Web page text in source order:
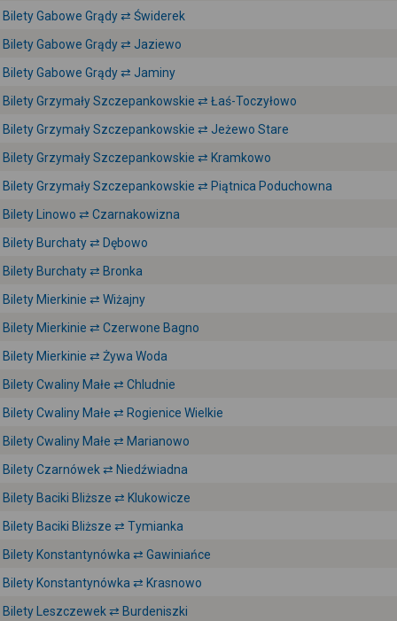
Bilety Gabowe Grądy ⇄ Świderek
Bilety Gabowe Grądy ⇄ Jaziewo
Bilety Gabowe Grądy ⇄ Jaminy
Bilety Grzymały Szczepankowskie ⇄ Łaś-Toczyłowo
Bilety Grzymały Szczepankowskie ⇄ Jeżewo Stare
Bilety Grzymały Szczepankowskie ⇄ Kramkowo
Bilety Grzymały Szczepankowskie ⇄ Piątnica Poduchowna
Bilety Linowo ⇄ Czarnakowizna
Bilety Burchaty ⇄ Dębowo
Bilety Burchaty ⇄ Bronka
Bilety Mierkinie ⇄ Wiżajny
Bilety Mierkinie ⇄ Czerwone Bagno
Bilety Mierkinie ⇄ Żywa Woda
Bilety Cwaliny Małe ⇄ Chludnie
Bilety Cwaliny Małe ⇄ Rogienice Wielkie
Bilety Cwaliny Małe ⇄ Marianowo
Bilety Czarnówek ⇄ Niedźwiadna
Bilety Baciki Bliższe ⇄ Klukowicze
Bilety Baciki Bliższe ⇄ Tymianka
Bilety Konstantynówka ⇄ Gawiniańce
Bilety Konstantynówka ⇄ Krasnowo
Bilety Leszczewek ⇄ Burdeniszki